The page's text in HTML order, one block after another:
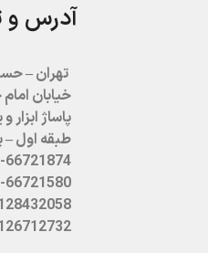
آدرس و
تهران –
خیابان
پاساژ ابزار
طبقه اول –
66721874
66721580